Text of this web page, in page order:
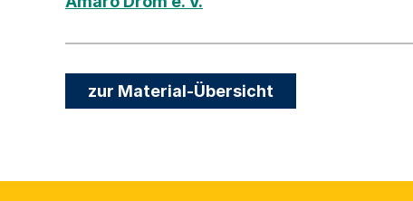
zur Material-Übersicht